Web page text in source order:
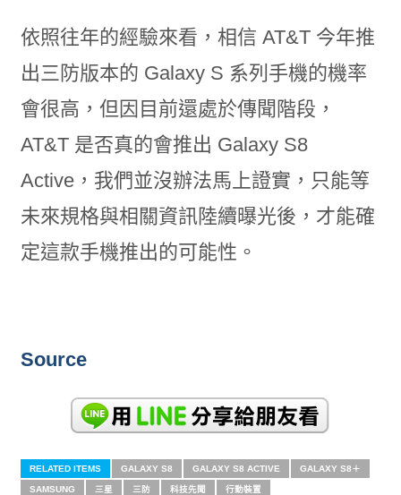
依照往年的經驗來看，相信 AT&T 今年推
出三防版本的 Galaxy S 系列手機的機率
會很高，但因目前還處於傳聞階段，
AT&T 是否真的會推出 Galaxy S8
Active，我們並沒辦法馬上證實，只能等
未來規格與相關資訊陸續曝光後，才能確
定這款手機推出的可能性。
Source
RELATED ITEMS GALAXY S8 GALAXY S8 ACTIVE GALAXY S8＋
SAMSUNG 三星 三防 科技先聞 行動裝置